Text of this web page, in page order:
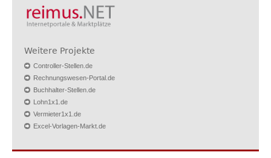
Weitere Projekte
Controller-Stellen.de
Rechnungswesen-Portal.de
Buchhalter-Stellen.de
Lohn1x1.de
Vermieter1x1.de
Excel-Vorlagen-Markt.de